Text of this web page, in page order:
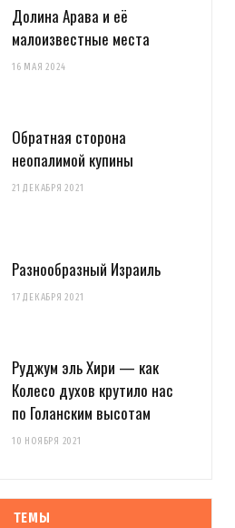
Долина Арава и её
малоизвестные места
16 МАЯ 2024
Обратная сторона
неопалимой купины
21 ДЕКАБРЯ 2021
Разнообразный Израиль
17 ДЕКАБРЯ 2021
Руджум эль Хири — как
Колесо духов крутило нас
по Голанским высотам
10 НОЯБРЯ 2021
ТЕМЫ